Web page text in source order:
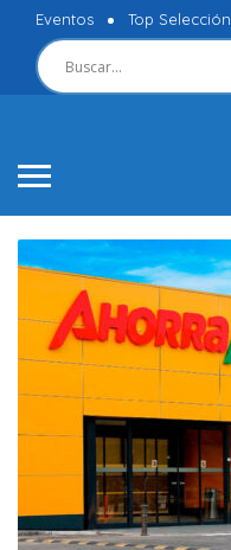
Eventos Top Selección